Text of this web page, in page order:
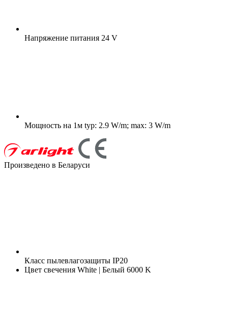
Напряжение питания 24 V
Мощность на 1м typ: 2.9 W/m; max: 3 W/m
Произведено в Беларуси
Класс пылевлагозащиты IP20
Цвет свечения White | Белый 6000 K